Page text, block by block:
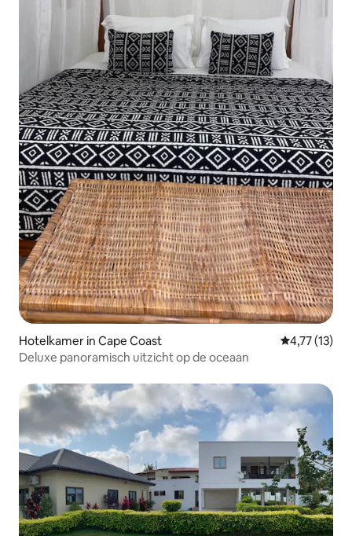
Hotelkamer in Cape Coast Gemiddelde
4,77 (13)
Deluxe panoramisch uitzicht op de oceaan